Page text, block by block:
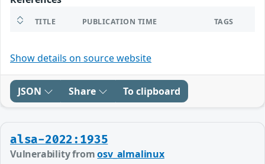
TITLE PUBLICATION TIME TAGS
Show details on source website
JSON Share To clipboard
alsa-2022:1935
Vulnerability fromosv_almalinux